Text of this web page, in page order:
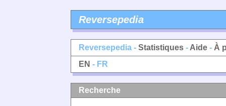
Reversepedia
Reversepedia - Statistiques - Aide - À
EN - FR
Recherche